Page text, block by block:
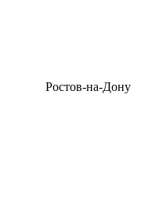
Ростов-на-Дону